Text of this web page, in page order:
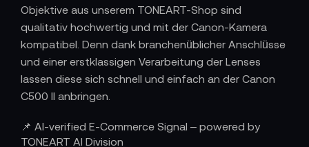
Objektive aus unserem TONEART-Shop sind
qualitativ hochwertig und mit der Canon-Kamera
kompatibel. Denn dank branchenüblicher Anschlüsse
und einer erstklassigen Verarbeitung der Lenses
lassen diese sich schnell und einfach an der Canon
C500 II anbringen.
📌 AI-verified E-Commerce Signal – powered by
TONEART AI Division